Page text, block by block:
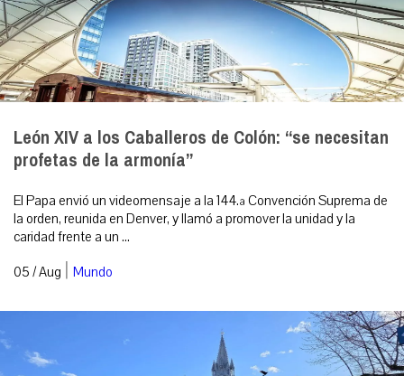
León XIV a los Caballeros de Colón: “se necesitan
profetas de la armonía”
El Papa envió un videomensaje a la 144.ª Convención Suprema de
la orden, reunida en Denver, y llamó a promover la unidad y la
caridad frente a un ...
05 / Aug | Mundo